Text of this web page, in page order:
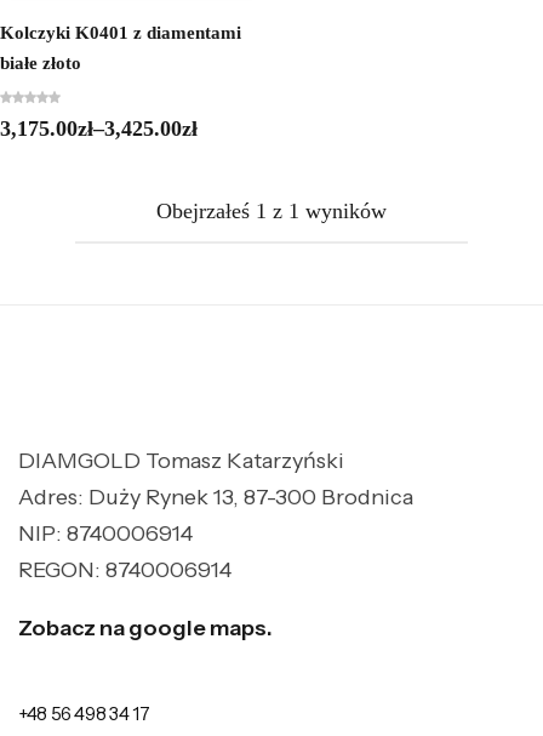
Kolczyki K0401 z diamentami
białe złoto
3,175.00zł–3,425.00zł
Obejrzałeś 1 z 1 wyników
DIAMGOLD Tomasz Katarzyński
Adres: Duży Rynek 13, 87-300 Brodnica
NIP: 8740006914
REGON: 8740006914
Zobacz na google maps.
+48 56 498 34 17